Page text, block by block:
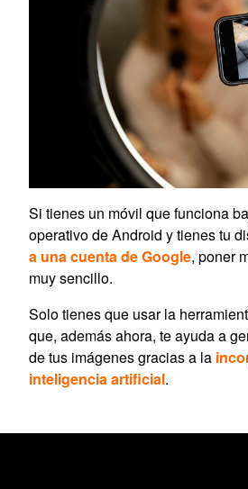
Si tienes un móvil que funciona
operativo de Android y tienes tu
a una cuenta de Google, poner
muy sencillo.
Solo tienes que usar la
que, además ahora, te ayuda a
de tus imágenes gracias a la
inteligencia artificial.